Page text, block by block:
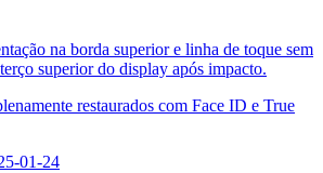
na borda superior e linha de toque sem
superior do display após impacto.
restaurados com Face ID e True
01-24